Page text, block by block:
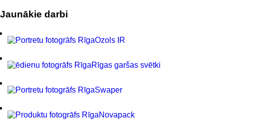
Jaunākie darbi
Ozols IR
Rīgas garšas svētki
Swaper
Novapack